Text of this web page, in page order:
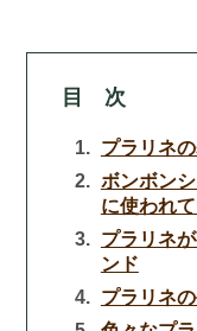
目 次
プラリネ
ボンボン
に使われ
プラリネ
ンド
プラリネ